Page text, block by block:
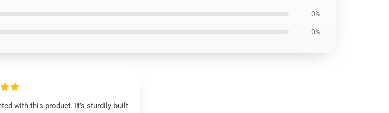
0%
0%
with this product. It’s sturdily built